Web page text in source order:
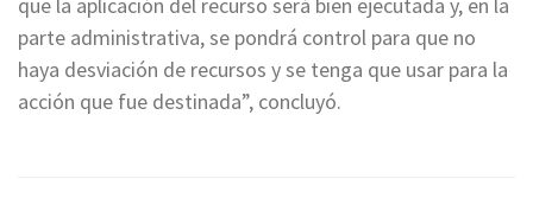
parte administrativa, se pondrá control para que no
haya desviación de recursos y se tenga que usar para la
acción que fue destinada”, concluyó.